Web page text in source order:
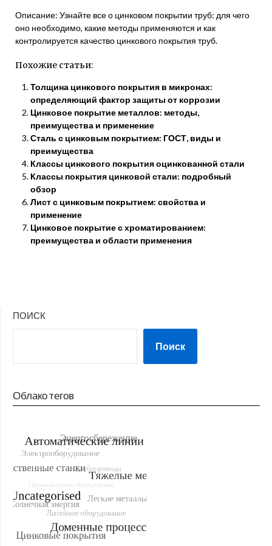
Описание: Узнайте все о цинковом покрытии труб: для чего
оно необходимо, какие методы применяются и как
контролируется качество цинкового покрытия труб.
Похожие статьи:
Толщина цинкового покрытия в микронах:
определяющий фактор защиты от коррозии
Цинковое покрытие металлов: методы,
преимущества и применение
Сталь с цинковым покрытием: ГОСТ, виды и
преимущества
Классы цинкового покрытия оцинкованной стали
Классы покрытия цинковой стали: подробный
обзор
Лист с цинковым покрытием: свойства и
применение
Цинковое покрытие с хроматированием:
преимущества и области применения
ПОИСК
Поиск
Облако тегов